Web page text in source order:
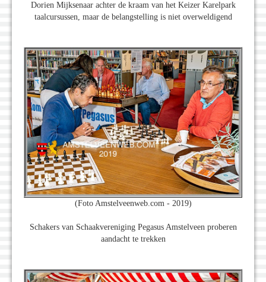
Dorien Mijksenaar achter de kraam van het Keizer Karelpark
taalcursussen, maar de belangstelling is niet overweldigend
(Foto Amstelveenweb.com - 2019)
Schakers van Schaakvereniging Pegasus Amstelveen proberen
aandacht te trekken